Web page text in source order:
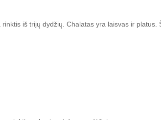
iš trijų dydžių. Chalatas yra laisvas ir platus.